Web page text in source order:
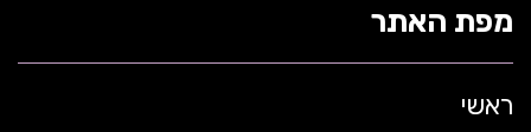
מפת האתר
ראשי